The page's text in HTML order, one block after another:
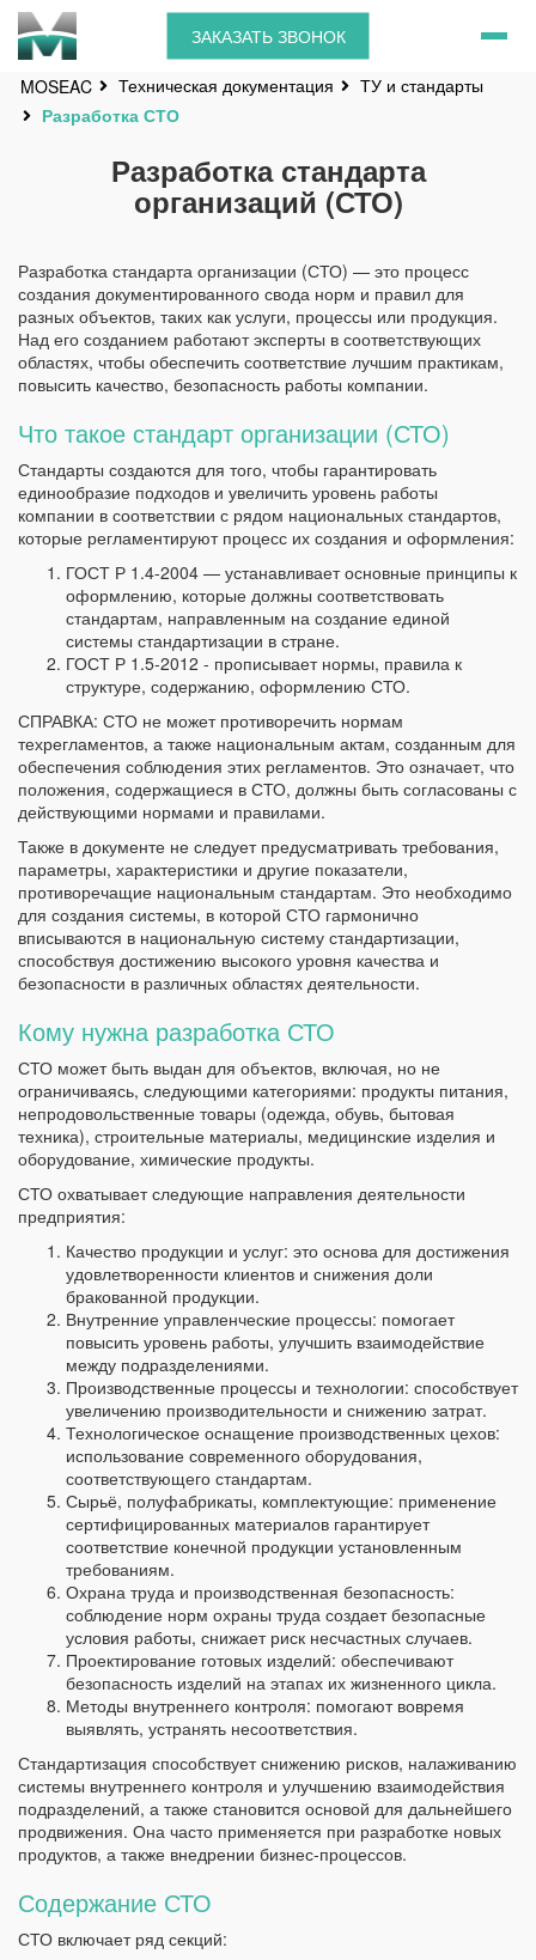
ЗАКАЗАТЬ ЗВОНОК
MOSEAC Техническая документация
ТУ и стандарты
Разработка СТО
Разработка стандарта
организаций (СТО)
Разработка стандарта организации (СТО) — это процесс
создания документированного свода норм и правил для
разных объектов, таких как услуги, процессы или продукция.
Над его созданием работают эксперты в соответствующих
областях, чтобы обеспечить соответствие лучшим практикам,
повысить качество, безопасность работы компании.
Что такое стандарт организации (СТО)
Стандарты создаются для того, чтобы гарантировать
единообразие подходов и увеличить уровень работы
компании в соответствии с рядом национальных стандартов,
которые регламентируют процесс их создания и оформления:
ГОСТ Р 1.4-2004 — устанавливает основные принципы к
оформлению, которые должны соответствовать
стандартам, направленным на создание единой
системы стандартизации в стране.
ГОСТ Р 1.5-2012 - прописывает нормы, правила к
структуре, содержанию, оформлению СТО.
СПРАВКА: СТО не может противоречить нормам
техрегламентов, а также национальным актам, созданным для
обеспечения соблюдения этих регламентов. Это означает, что
положения, содержащиеся в СТО, должны быть согласованы с
действующими нормами и правилами.
Также в документе не следует предусматривать требования,
параметры, характеристики и другие показатели,
противоречащие национальным стандартам. Это необходимо
для создания системы, в которой СТО гармонично
вписываются в национальную систему стандартизации,
способствуя достижению высокого уровня качества и
безопасности в различных областях деятельности.
Кому нужна разработка СТО
СТО может быть выдан для объектов, включая, но не
ограничиваясь, следующими категориями: продукты питания,
непродовольственные товары (одежда, обувь, бытовая
техника), строительные материалы, медицинские изделия и
оборудование, химические продукты.
СТО охватывает следующие направления деятельности
предприятия:
Качество продукции и услуг: это основа для достижения
удовлетворенности клиентов и снижения доли
бракованной продукции.
Внутренние управленческие процессы: помогает
повысить уровень работы, улучшить взаимодействие
между подразделениями.
Производственные процессы и технологии: способствует
увеличению производительности и снижению затрат.
Технологическое оснащение производственных цехов:
использование современного оборудования,
соответствующего стандартам.
Сырьё, полуфабрикаты, комплектующие: применение
сертифицированных материалов гарантирует
соответствие конечной продукции установленным
требованиям.
Охрана труда и производственная безопасность:
соблюдение норм охраны труда создает безопасные
условия работы, снижает риск несчастных случаев.
Проектирование готовых изделий: обеспечивают
безопасность изделий на этапах их жизненного цикла.
Методы внутреннего контроля: помогают вовремя
выявлять, устранять несоответствия.
Стандартизация способствует снижению рисков, налаживанию
системы внутреннего контроля и улучшению взаимодействия
подразделений, а также становится основой для дальнейшего
продвижения. Она часто применяется при разработке новых
продуктов, а также внедрении бизнес-процессов.
Содержание СТО
СТО включает ряд секций: